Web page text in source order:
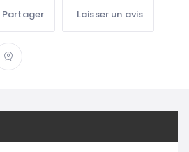
Partager Laisser un avis